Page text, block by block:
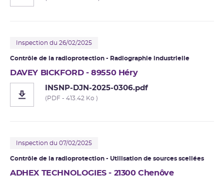
Inspection du 26/02/2025
Contrôle de la radioprotection - Radiographie industrielle
DAVEY BICKFORD - 89550 Héry
INSNP-DJN-2025-0306.pdf
(PDF - 413.42 Ko )
Inspection du 07/02/2025
Contrôle de la radioprotection - Utilisation de sources scellées
ADHEX TECHNOLOGIES - 21300 Chenôve